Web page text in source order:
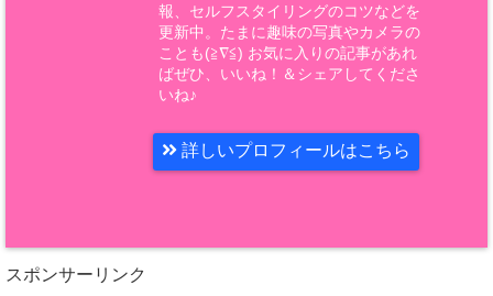
報、セルフスタイリングのコツなどを
更新中。たまに趣味の写真やカメラの
ことも(≧∇≦) お気に入りの記事があれ
ばぜひ、いいね！＆シェアしてくださ
いね♪
詳しいプロフィールはこちら
スポンサーリンク